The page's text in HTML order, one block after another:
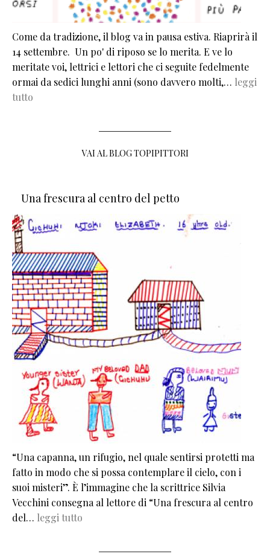
Come da tradizione, il blog va in pausa estiva. Riaprirà il
14 settembre. Un po' di riposo se lo merita. E ve lo
meritate voi, lettrici e lettori che ci seguite fedelmente
ormai da sedici lunghi anni (sono davvero molti,… leggi
tutto
VAI AL BLOG TOPIPITTORI
Una frescura al centro del petto
“Una capanna, un rifugio, nel quale sentirsi protetti ma
fatto in modo che si possa contemplare il cielo, con i
suoi misteri”. È l’immagine che la scrittrice Silvia
Vecchini consegna al lettore di “Una frescura al centro
del… leggi tutto